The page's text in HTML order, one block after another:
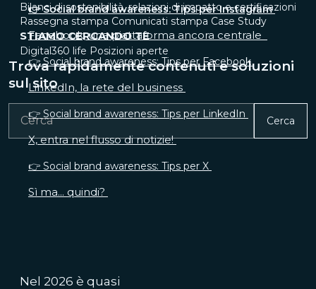
Bilanci di sostenibilità, relazioni di impatto e certificazioni
Rassegna stampa Comunicati stampa Case Study
STIAMO CERCANDO TE
Digital360 life Posizioni aperte
Trova rapidamente contenuti e soluzioni
sul sito
Cerca
👉 Social brand awareness: Tips per Instagram
Facebook, una piattaforma ancora centrale
👉 Social brand awareness: Tips per Facebook
LinkedIn, la rete del business
👉 Social brand awareness: Tips per LinkedIn
X, entra nel flusso di notizie!
👉 Social brand awareness: Tips per X
Sì ma... quindi?
Nel 2026 è quasi